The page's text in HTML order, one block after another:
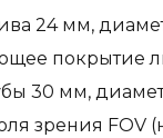
24 мм,
покрытие
30 мм,
зрения FOV